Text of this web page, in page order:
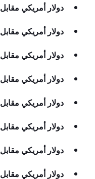
دولار أمريكي مقابل 1,308.29 دينار عراقي
دولار أمريكي مقابل 0.31 دينار كويتي
دولار أمريكي مقابل 0.71 دينار أردني
دولار أمريكي مقابل 3.10 دينار تونسي
دولار أمريكي مقابل 4.76 دينار ليبي
دولار أمريكي مقابل 3.55 شيكل إسرائيلي
دولار أمريكي مقابل 357.00 أوقية موريتانية
دولار أمريكي مقابل 14,875.90 ليرة لبنانية